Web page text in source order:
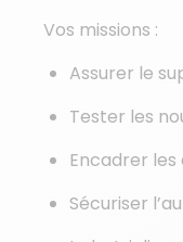
Vos missions :
Assurer le
Tester les
Encadrer les
Sécuriser